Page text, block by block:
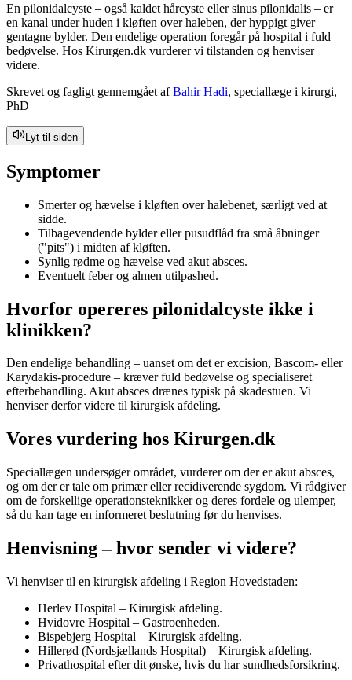
En pilonidalcyste – også kaldet hårcyste eller sinus pilonidalis – er
en kanal under huden i kløften over haleben, der hyppigt giver
gentagne bylder. Den endelige operation foregår på hospital i fuld
bedøvelse. Hos Kirurgen.dk vurderer vi tilstanden og henviser
videre.
Skrevet og fagligt gennemgået afBahir Hadi, speciallæge i kirurgi,
PhD
Lyt til siden
Symptomer
Smerter og hævelse i kløften over halebenet, særligt ved at
sidde.
Tilbagevendende bylder eller pusudflåd fra små åbninger
("pits") i midten af kløften.
Synlig rødme og hævelse ved akut absces.
Eventuelt feber og almen utilpashed.
Hvorfor opereres pilonidalcyste ikke i
klinikken?
Den endelige behandling – uanset om det er excision, Bascom- eller
Karydakis-procedure – kræver fuld bedøvelse og specialiseret
efterbehandling. Akut absces drænes typisk på skadestuen. Vi
henviser derfor videre til kirurgisk afdeling.
Vores vurdering hos Kirurgen.dk
Speciallægen undersøger området, vurderer om der er akut absces,
og om der er tale om primær eller recidiverende sygdom. Vi rådgiver
om de forskellige operationsteknikker og deres fordele og ulemper,
så du kan tage en informeret beslutning før du henvises.
Henvisning – hvor sender vi videre?
Vi henviser til en kirurgisk afdeling i Region Hovedstaden:
Herlev Hospital – Kirurgisk afdeling.
Hvidovre Hospital – Gastroenheden.
Bispebjerg Hospital – Kirurgisk afdeling.
Hillerød (Nordsjællands Hospital) – Kirurgisk afdeling.
Privathospital efter dit ønske, hvis du har sundhedsforsikring.